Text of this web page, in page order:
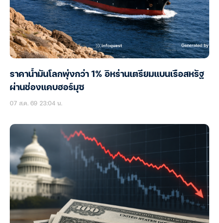
ราคาน้ำมันโลกพุ่งกว่า 1% อิหร่านเตรียมแบนเรือสหรัฐ
ผ่านช่องแคบฮอร์มุซ
07 ส.ค. 69 23:04 น.